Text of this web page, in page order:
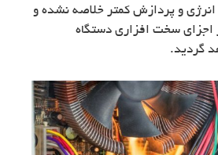
و پردازش کمتر خلاصه نشده و
اجزای سخت افزاری دستگاه
گردید.